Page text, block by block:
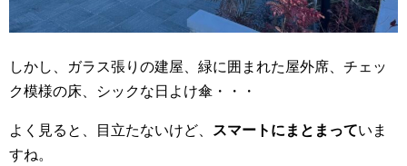
しかし、ガラス張りの建屋、緑に囲まれた屋外席、チェッ
ク模様の床、シックな日よけ傘・・・
よく見ると、目立たないけど、 スマートにまとまっていま
すね。